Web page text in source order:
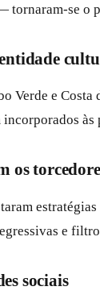
tornaram-se o
Verde e
os
e
sociais